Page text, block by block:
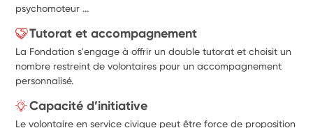
psychomoteur ...
Tutorat et accompagnement
La Fondation s'engage à offrir un double tutorat et choisit un
nombre restreint de volontaires pour un accompagnement
personnalisé.
Capacité d’initiative
Le volontaire en service civique peut être force de proposition